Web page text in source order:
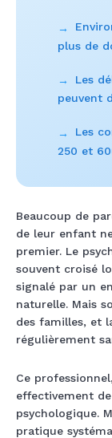
→
plus de
→
Les
peuvent
→
Les
250 et
Beaucoup de
de leur enfant
premier. Le
souvent croisé
signalé par un
naturelle. Mais
des familles, et
régulièrement
Ce
effectivement
psychologique.
pratique